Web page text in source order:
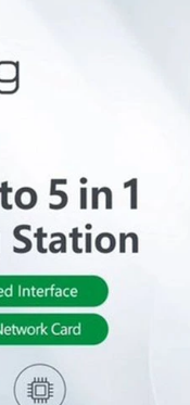
Cổng chuyển
người đang tìm
chuyển đổi đa
thiết trong một
thuận tiện cho